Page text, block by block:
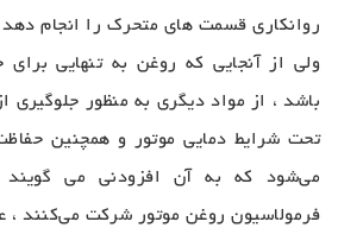
روانکاری قسمت ‌های متحرک را انجام
ولی از آنجایی‌‌ که روغن به تنهایی
‌باشد ، از مواد دیگری به منظور
تحت شرایط دمایی موتور و همچنین
می‌شود که به آن افزودنی می
فرمولاسیون روغن موتور شرکت می‌کنند ،